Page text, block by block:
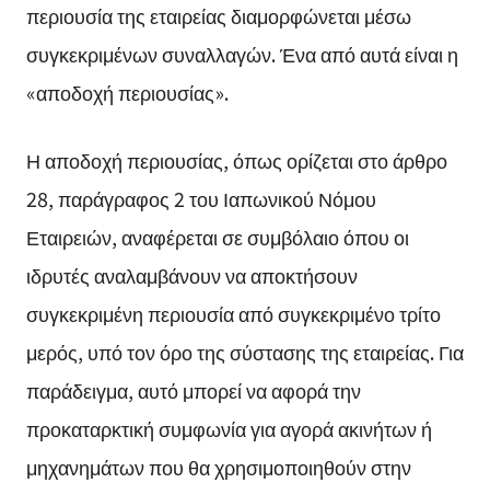
περιουσία της εταιρείας διαμορφώνεται μέσω
συγκεκριμένων συναλλαγών. Ένα από αυτά είναι η
«αποδοχή περιουσίας».
Η αποδοχή περιουσίας, όπως ορίζεται στο άρθρο
28, παράγραφος 2 του Ιαπωνικού Νόμου
Εταιρειών, αναφέρεται σε συμβόλαιο όπου οι
ιδρυτές αναλαμβάνουν να αποκτήσουν
συγκεκριμένη περιουσία από συγκεκριμένο τρίτο
μερός, υπό τον όρο της σύστασης της εταιρείας. Για
παράδειγμα, αυτό μπορεί να αφορά την
προκαταρκτική συμφωνία για αγορά ακινήτων ή
μηχανημάτων που θα χρησιμοποιηθούν στην